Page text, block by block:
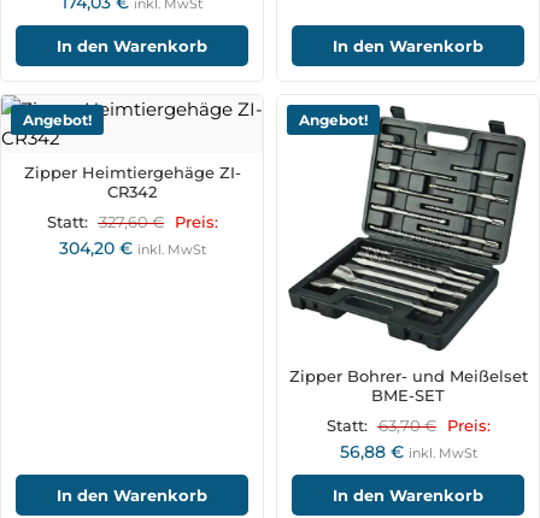
In den Warenkorb In den Warenkorb
Angebot!
Zipper Heimtiergehäge ZI-
CR342
Statt: 327,60€ Preis:
304,20 € inkl. MwSt
In den Warenkorb
Angebot!
Zipper Bohrer- und Meißelset
BME-SET
Statt: 63,70€ Preis:
56,88 € inkl. MwSt
In den Warenkorb